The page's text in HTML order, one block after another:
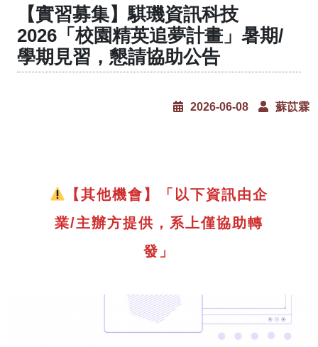
【實習募集】騏璣資訊科技
2026「校園精英追夢計畫」暑期/
學期見習，懇請協助公告
2026-06-08 蘇苡霖
【其他機會】「以下資訊由企
業/主辦方提供，系上僅協助轉
發」